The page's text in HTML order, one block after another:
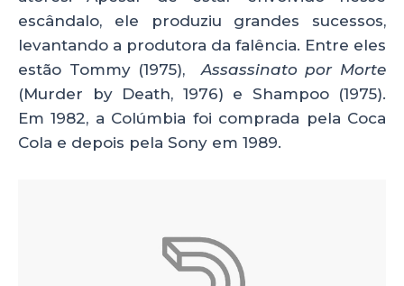
escândalo, ele produziu grandes sucessos,
levantando a produtora da falência. Entre eles
estão Tommy (1975),Assassinato por Morte
(Murder by Death, 1976) e Shampoo (1975).
Em 1982, a Colúmbia foi comprada pela Coca
Cola e depois pela Sony em 1989.